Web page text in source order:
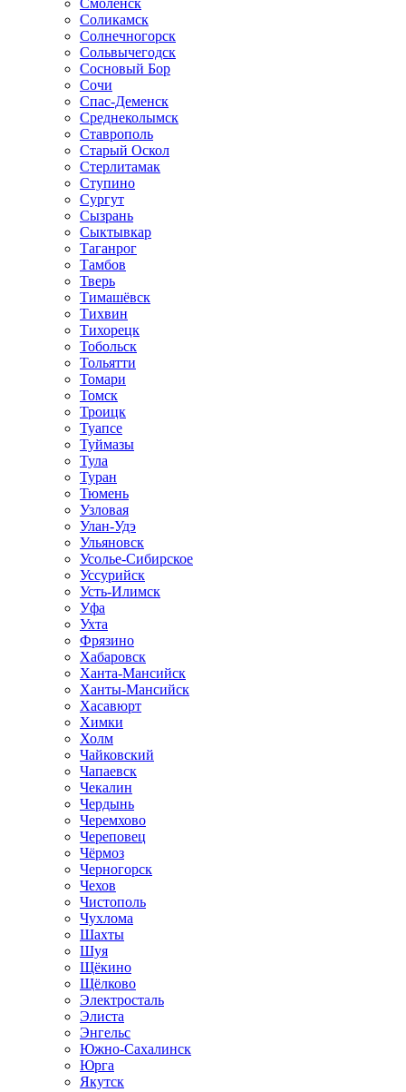
Смоленск
Соликамск
Солнечногорск
Сольвычегодск
Сосновый Бор
Сочи
Спас-Деменск
Среднеколымск
Ставрополь
Старый Оскол
Стерлитамак
Ступино
Сургут
Сызрань
Сыктывкар
Таганрог
Тамбов
Тверь
Тимашёвск
Тихвин
Тихорецк
Тобольск
Тольятти
Томари
Томск
Троицк
Туапсе
Туймазы
Тула
Туран
Тюмень
Узловая
Улан-Удэ
Ульяновск
Усолье-Сибирское
Уссурийск
Усть-Илимск
Уфа
Ухта
Фрязино
Хабаровск
Ханта-Мансийск
Ханты-Мансийск
Хасавюрт
Химки
Холм
Чайковский
Чапаевск
Чекалин
Чердынь
Черемхово
Череповец
Чёрмоз
Черногорск
Чехов
Чистополь
Чухлома
Шахты
Шуя
Щёкино
Щёлково
Электросталь
Элиста
Энгельс
Южно-Сахалинск
Юрга
Якутск